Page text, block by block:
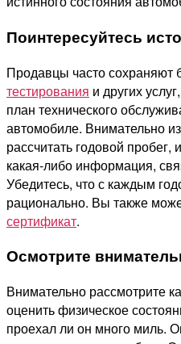
Поинтересуйтесь
Продавцы часто сохраняют
тестирования и других
план технического
автомобиле. Внимательно
рассчитать годовой пробег,
какая-либо информация,
Убедитесь, что с каждым
рационально. Вы также
сертификат.
Осмотрите
Внимательно рассмотрите
оценить физическое
проехал ли он много миль.